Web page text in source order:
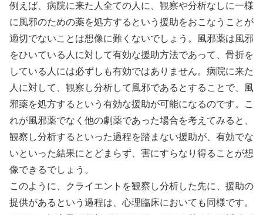
例えば、病院に来た人全ての人に、観察や分析なしに一様
に風邪のための薬を処方するという援助をおこなうことが
適切でないことは想像に難くないでしょう。風邪薬は風邪
をひいている人に対して有効な援助方法であって、骨折を
している人には必ずしも有効ではありません。病院に来た
人に対して、観察し分析して風邪であるとすることで、風
邪薬を処方するという有効な援助が可能になるのです。こ
れが風邪薬でなく他の劇薬であった場合を考えてみると、
観察し分析するといった過程を踏まない援助が、有効でな
いといった結果にとどまらず、害にすらなり得ることが想
像できるでしょう。
このように、クライエントを観察し分析した先に、援助の
提供があるという過程は、心理臨床においても同様です。